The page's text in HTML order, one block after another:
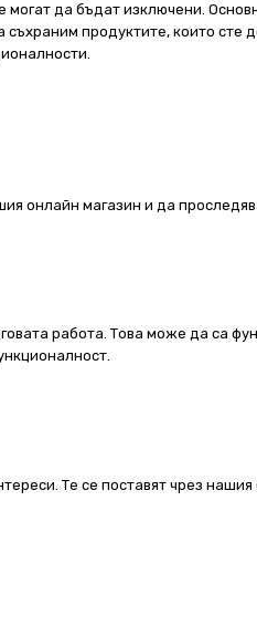
да бъдат изключени.
продуктите, които сте
онлайн магазин и да
работа. Това може да са
Те се поставят чрез